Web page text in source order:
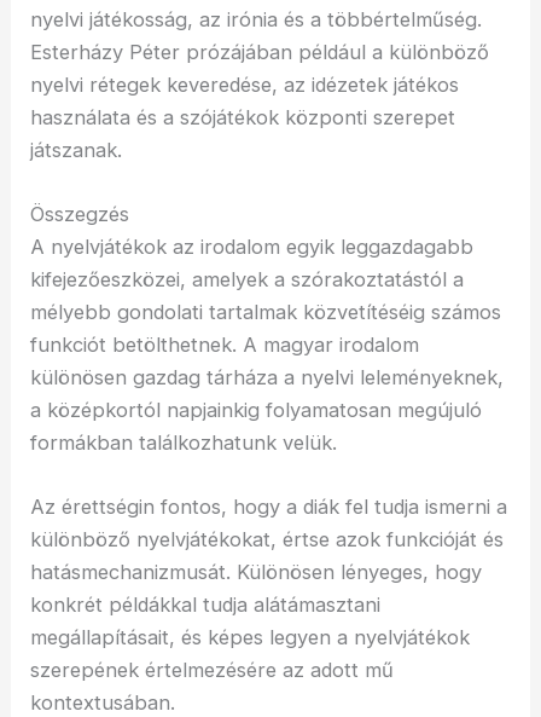
nyelvi játékosság, az irónia és a többértelműség.
Esterházy Péter prózájában például a különböző
nyelvi rétegek keveredése, az idézetek játékos
használata és a szójátékok központi szerepet
játszanak.
Összegzés
A nyelvjátékok az irodalom egyik leggazdagabb
kifejezőeszközei, amelyek a szórakoztatástól a
mélyebb gondolati tartalmak közvetítéséig számos
funkciót betölthetnek. A magyar irodalom
különösen gazdag tárháza a nyelvi leleményeknek,
a középkortól napjainkig folyamatosan megújuló
formákban találkozhatunk velük.
Az érettségin fontos, hogy a diák fel tudja ismerni a
különböző nyelvjátékokat, értse azok funkcióját és
hatásmechanizmusát. Különösen lényeges, hogy
konkrét példákkal tudja alátámasztani
megállapításait, és képes legyen a nyelvjátékok
szerepének értelmezésére az adott mű
kontextusában.